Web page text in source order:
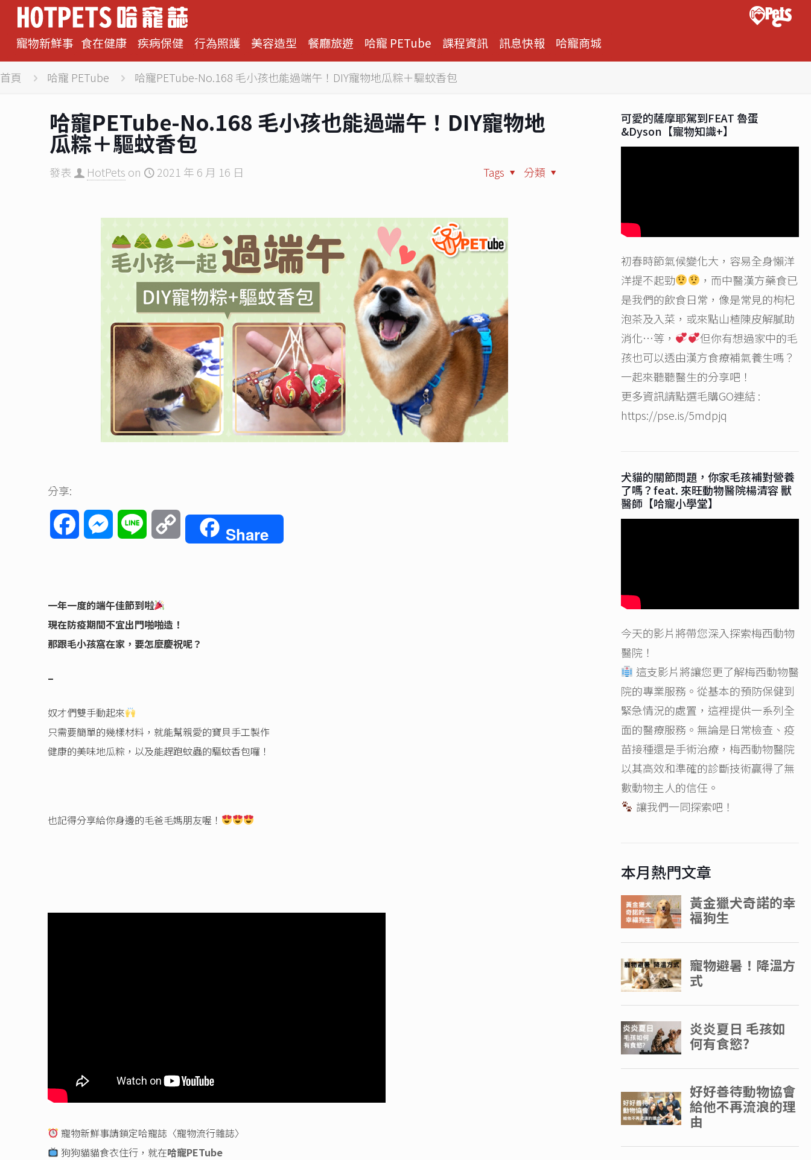
寵物新鮮事 食在健康 疾病保健 行為照護 美容造型 餐廳旅遊 哈寵 PETube 課程資訊 訊息快報 哈寵商城
首頁 哈寵 PETube 哈寵PETube-No.168 毛小孩也能過端午！DIY寵物地瓜粽＋驅蚊香包
哈寵PETube-No.168 毛小孩也能過端午！DIY寵物地
瓜粽＋驅蚊香包
發表 HotPets on 2021 年 6 月 16 日 分類
Tags
分享:
FacebookMessenger
Line
Copy
Share
一年一度的端午佳節到啦
現在防疫期間不宜出門啪啪造！
那跟毛小孩窩在家，要怎麼慶祝呢？
–
奴才們雙手動起來
只需要簡單的幾樣材料，就能幫親愛的寶貝手工製作
健康的美味地瓜粽，以及能趕跑蚊蟲的驅蚊香包囉！
也記得分享給你身邊的毛爸毛媽朋友喔！
寵物新鮮事請鎖定哈寵誌〈寵物流行雜誌〉
狗狗貓貓食衣住行，就在哈寵PETube
可愛的薩摩耶駕到FEAT 魯蛋
&Dyson【寵物知識+】
初春時節氣候變化大，容易全身懶洋
洋提不起勁
，而中醫漢方藥食已
是我們的飲食日常，像是常見的枸杞
泡茶及入菜，或來點山楂陳皮解膩助
消化…等，
但你有想過家中的毛
孩也可以透由漢方食療補氣養生嗎？
一起來聽聽醫生的分享吧！
更多資訊請點選毛購GO連結 :
https://pse.is/5mdpjq
犬貓的關節問題，你家毛孩補對營養
了嗎？feat. 來旺動物醫院楊清容 獸
醫師【哈寵小學堂】
今天的影片將帶您深入探索梅西動物
醫院！
這支影片將讓您更了解梅西動物醫
院的專業服務。從基本的預防保健到
緊急情況的處置，這裡提供一系列全
面的醫療服務。無論是日常檢查、疫
苗接種還是手術治療，梅西動物醫院
以其高效和準確的診斷技術贏得了無
數動物主人的信任。
讓我們一同探索吧！
本月熱門文章